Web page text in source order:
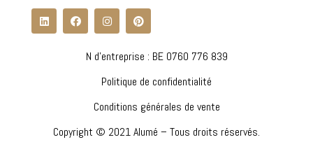
N d'entreprise : BE 0760 776 839
Politique de confidentialité
Conditions générales de vente
Copyright © 2021 Alumé – Tous droits réservés.